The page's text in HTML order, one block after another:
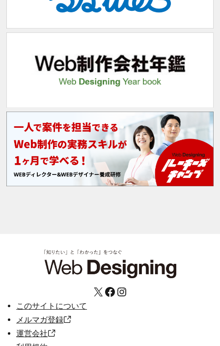
X Facebook Instagram
このサイトについて
メルマガ登録
運営会社